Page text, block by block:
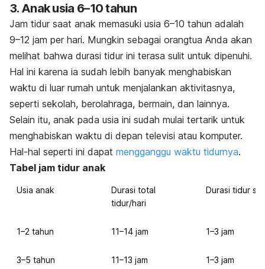
3. Anak usia 6–10 tahun
Jam tidur saat anak memasuki usia 6–10 tahun adalah
9–12 jam per hari. Mungkin sebagai orangtua Anda akan
melihat bahwa durasi tidur ini terasa sulit untuk dipenuhi.
Hal ini karena ia sudah lebih banyak menghabiskan
waktu di luar rumah untuk menjalankan aktivitasnya,
seperti sekolah, berolahraga, bermain, dan lainnya.
Selain itu, anak pada usia ini sudah mulai tertarik untuk
menghabiskan waktu di depan televisi atau komputer.
Hal-hal seperti ini dapat mengganggu waktu tidurnya.
Tabel jam tidur anak
Usia anak
Durasi total
tidur/hari
Durasi tidur
1–2 tahun 11–14 jam 1–3 jam
3–5 tahun 11–13 jam 1–3 jam